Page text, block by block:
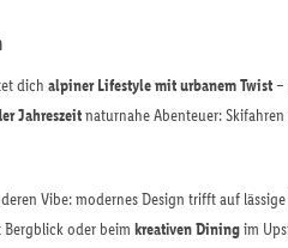
dich alpiner Lifestyle mit urbanem Twist
Jahreszeitnaturnahe Abenteuer:
Vibe: modernes Design trifft auf
oder beim kreativen Diningim